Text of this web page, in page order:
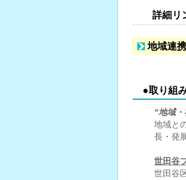
詳細リ
地域連携
●取り組
“地域
地域と
長・発
世田谷
世田谷